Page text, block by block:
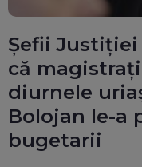
Șefii Justiției
că
diurnele
Bolojan le-a
bugetarii